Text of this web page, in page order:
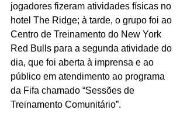
jogadores fizeram atividades físicas no
hotel The Ridge; à tarde, o grupo foi ao
Centro de Treinamento do New York
Red Bulls para a segunda atividade do
dia, que foi aberta à imprensa e ao
público em atendimento ao programa
da Fifa chamado “Sessões de
Treinamento Comunitário”.